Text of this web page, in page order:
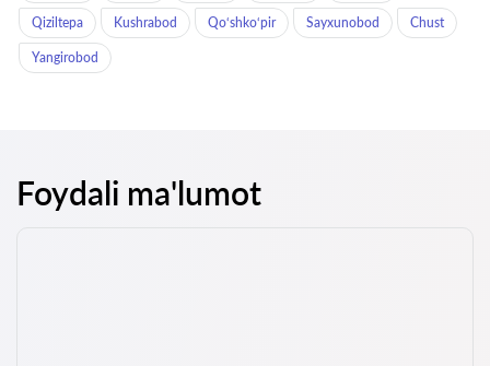
Qiziltepa Kushrabod Qo‘shko‘pir Sayxunobod Chust
Yangirobod
Foydali ma'lumot